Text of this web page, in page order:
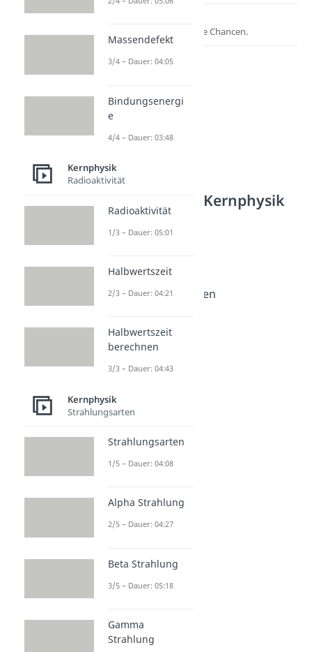
Entdecke hier deine Chancen.
Weitere Inhalte: Kernphysik
Radioaktivität
Halbwertszeit
Halbwertszeit berechnen
Dauer: 04:43
Massendefekt
3/4 – Dauer: 04:05
Bindungsenergi
e
4/4 – Dauer: 03:48
Kernphysik
Radioaktivität
Radioaktivität
1/3 – Dauer: 05:01
Halbwertszeit
2/3 – Dauer: 04:21
Halbwertszeit
berechnen
3/3 – Dauer: 04:43
Kernphysik
Strahlungsarten
Strahlungsarten
1/5 – Dauer: 04:08
Alpha Strahlung
2/5 – Dauer: 04:27
Beta Strahlung
3/5 – Dauer: 05:18
Gamma
Strahlung